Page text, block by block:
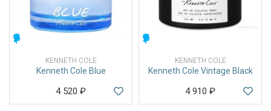
KENNETH COLE
Kenneth Cole Blue
4 520 ₽
KENNETH COLE
Kenneth Cole Vintage Black
4 910 ₽